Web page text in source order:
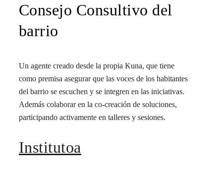
Consejo Consultivo del
barrio
Un agente creado desde la propia Kuna, que tiene
como premisa asegurar que las voces de los habitantes
del barrio se escuchen y se integren en las iniciativas.
Además colaborar en la co-creación de soluciones,
participando activamente en talleres y sesiones.
Institutoa